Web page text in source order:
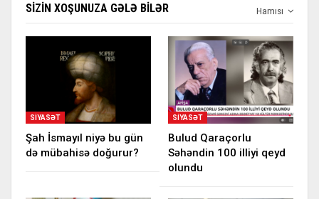
Hamısı
SIZIN XOŞUNUZA GƏLƏ BILƏR
SIYASƏT
Şah İsmayıl niyə bu gün
də mübahisə doğurur?
SIYASƏT
Bulud Qaraçorlu
Səhəndin 100 illiyi qeyd
olundu